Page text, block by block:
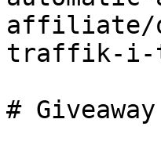
affiliate/
traffik-i-t-
#